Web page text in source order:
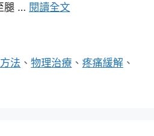
腿 … 閱讀全文
法 、物理治療 、疼痛緩解 、